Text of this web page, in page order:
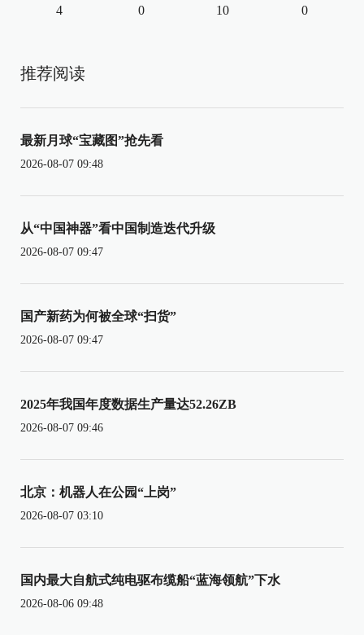
4 0 10 0
推荐阅读
最新月球“宝藏图”抢先看
2026-08-07 09:48
从“中国神器”看中国制造迭代升级
2026-08-07 09:47
国产新药为何被全球“扫货”
2026-08-07 09:47
2025年我国年度数据生产量达52.26ZB
2026-08-07 09:46
北京：机器人在公园“上岗”
2026-08-07 03:10
国内最大自航式纯电驱布缆船“蓝海领航”下水
2026-08-06 09:48